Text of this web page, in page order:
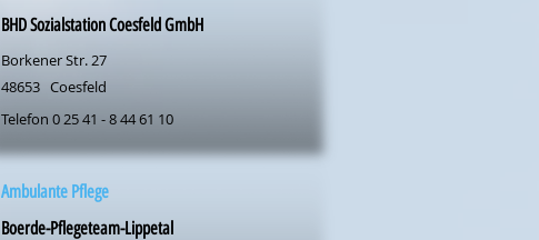
BHD Sozialstation Coesfeld GmbH
Borkener Str. 27
48653 Coesfeld
Telefon 0 25 41 - 8 44 61 10
Ambulante Pflege
Boerde-Pflegeteam-Lippetal